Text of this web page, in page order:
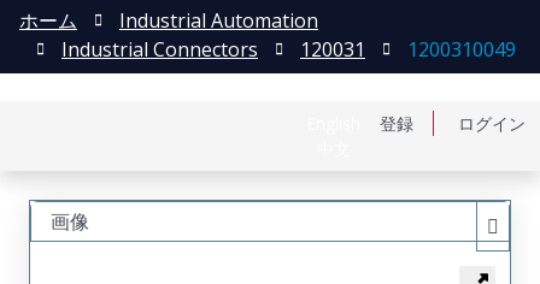
登録 ログイン
ホーム
Industrial Automation
Industrial Connectors
120031 1200310049
画像